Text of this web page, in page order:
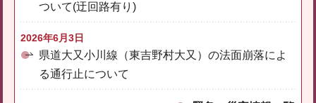
ついて(迂回路有り)
2026年6月3日
県道大又小川線（東吉野村大又）の法面崩落によ
る通行止について